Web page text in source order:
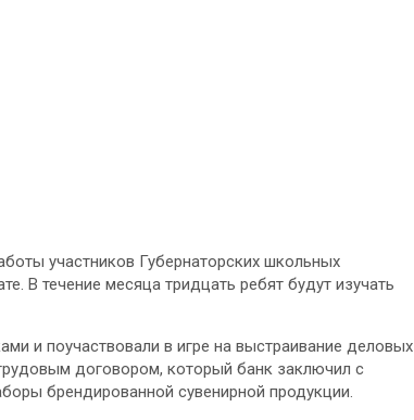
участников Губернаторских школьных
В течение месяца тридцать ребят будут изучать
и поучаствовали в игре на выстраивание деловых
договором, который банк заключил с
брендированной сувенирной продукции.